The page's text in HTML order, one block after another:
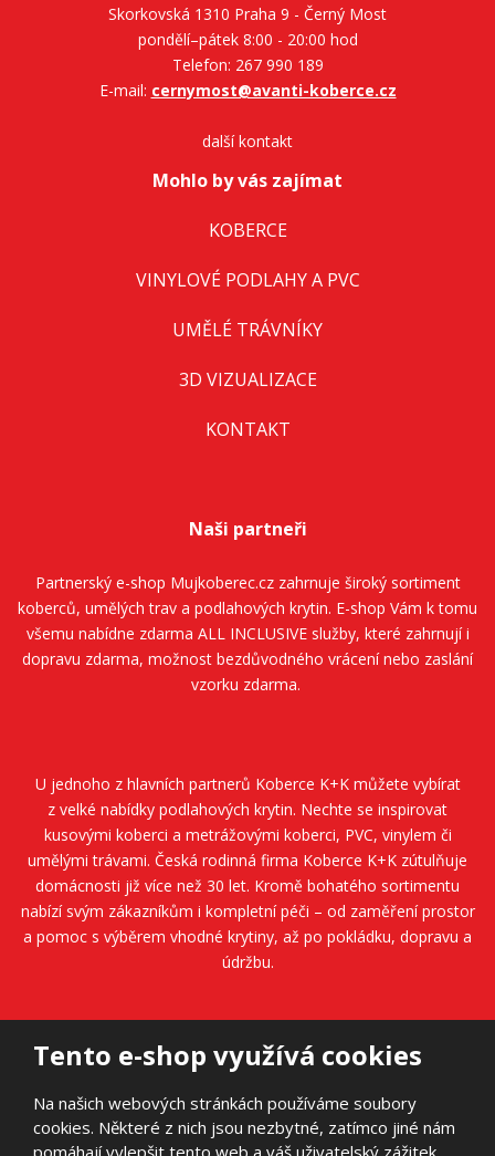
Tento e-shop využívá cookies
Na našich webových stránkách používáme soubory
cookies. Některé z nich jsou nezbytné, zatímco jiné nám
pomáhají vylepšit tento web a váš uživatelský zážitek.
Skorkovská 1310 Praha 9 - Černý Most
pondělí–pátek 8:00 - 20:00 hod
Telefon: 267 990 189
E-mail: cernymost@avanti-koberce.cz
další kontakt
Mohlo by vás zajímat
KOBERCE
VINYLOVÉ PODLAHY A PVC
UMĚLÉ TRÁVNÍKY
3D VIZUALIZACE
KONTAKT
Naši partneři
Partnerský e-shop Mujkoberec.czzahrnuje široký sortiment
koberců, umělých trav a podlahových krytin. E-shop Vám k tomu
všemu nabídne zdarma ALL INCLUSIVE služby, které zahrnují i
dopravu zdarma, možnost bezdůvodného vrácení nebo zaslání
vzorku zdarma.
U jednoho z hlavních partnerů Koberce K+Kmůžete vybírat
z velké nabídky podlahových krytin. Nechte se inspirovat
kusovými koberci a metrážovými koberci, PVC, vinylem či
umělými trávami. Česká rodinná firma Koberce K+K zútulňuje
domácnosti již více než 30 let. Kromě bohatého sortimentu
nabízí svým zákazníkům i kompletní péči – od zaměření prostor
a pomoc s výběrem vhodné krytiny, až po pokládku, dopravu a
údržbu.
© 2026, AVANTI FLOORS s.r.o.